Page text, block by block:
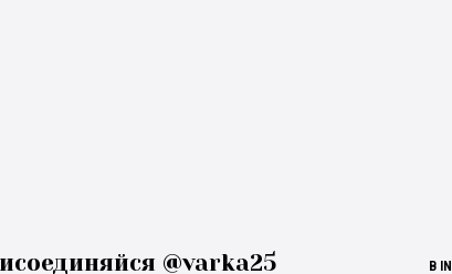
@varka25 В